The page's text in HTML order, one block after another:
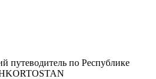
путеводитель по Республике